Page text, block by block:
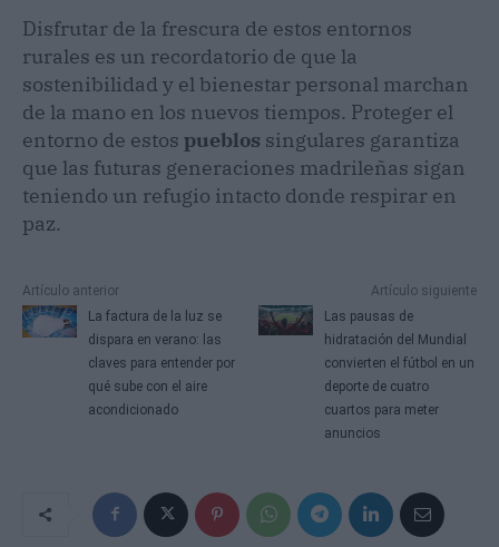
Disfrutar de la frescura de estos entornos
rurales es un recordatorio de que la
sostenibilidad y el bienestar personal marchan
de la mano en los nuevos tiempos. Proteger el
entorno de estos pueblos singulares garantiza
que las futuras generaciones madrileñas sigan
teniendo un refugio intacto donde respirar en
paz.
Artículo anterior
La factura de la luz se
dispara en verano: las
claves para entender por
qué sube con el aire
acondicionado
Artículo siguiente
Las pausas de
hidratación del Mundial
convierten el fútbol en un
deporte de cuatro
cuartos para meter
anuncios